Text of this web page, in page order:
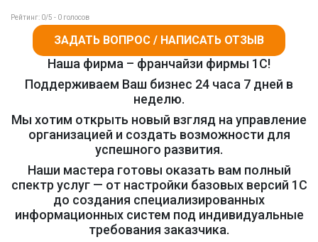
Рейтинг: 0/5 - 0 голосов
ЗАДАТЬ ВОПРОС / НАПИСАТЬ ОТЗЫВ
Наша фирма – франчайзи фирмы 1С!
Поддерживаем Ваш бизнес 24 часа 7 дней в
неделю.
Мы хотим открыть новый взгляд на управление
организацией и создать возможности для
успешного развития.
Наши мастера готовы оказать вам полный
спектр услуг — от настройки базовых версий 1С
до создания специализированных
информационных систем под индивидуальные
требования заказчика.